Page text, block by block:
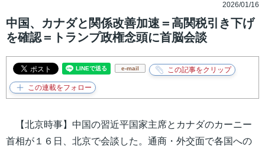
2026/01/16
中国、カナダと関係改善加速＝高関税引き下げ
を確認＝トランプ政権念頭に首脳会談
e-mail
【北京時事】中国の習近平国家主席とカナダのカーニー
首相が１６日、北京で会談した。通商・外交面で各国への